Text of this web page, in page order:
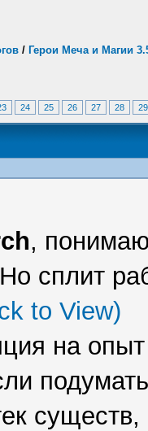
/ Герои Меча и Магии
24 25 26 27 28 29
,
сплит
to View)
на